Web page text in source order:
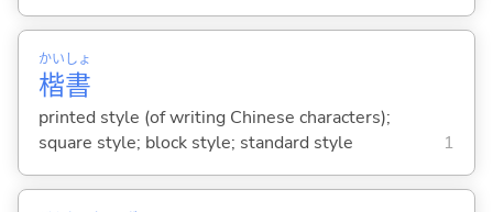
楷
かい
書
しょ
printed style (of writing Chinese characters);
square style; block style; standard style
1